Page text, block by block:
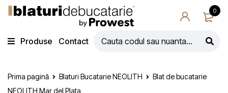
0
Produse Contact
Prima pagină Blaturi Bucatarie NEOLITH
Blat de bucatarie
NEOLITH Mar del Plata